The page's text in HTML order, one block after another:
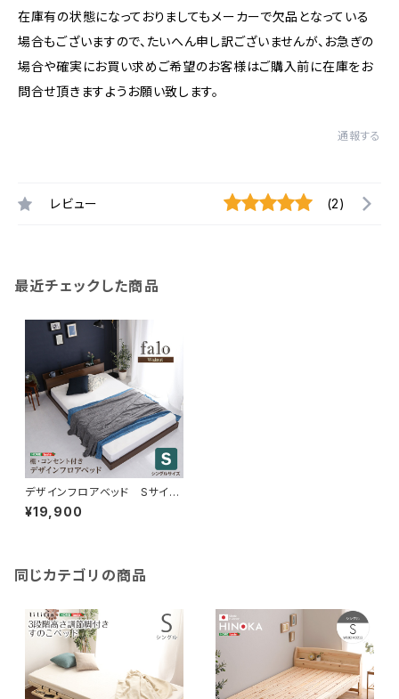
在庫有の状態になっておりましてもメーカーで欠品となっている
場合もございますので、たいへん申し訳ございませんが、お急ぎの
場合や確実にお買い求めご希望のお客様はご購入前に在庫をお
問合せ頂きますようお願い致します。
通報する
レビュー (2)
最近チェックした商品
デザインフロアベッド Sサイ
ズ 【Falo-ファロ-】 MOD-S
-WAL
¥19,900
同じカテゴリの商品